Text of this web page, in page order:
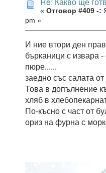
« Отговор #409 -:
pm »
И ние втори ден
бърканици с извара
пюре......
заедно със салата
Това в допълнение
хляб в
По-късно с част от
ориз на фурна с